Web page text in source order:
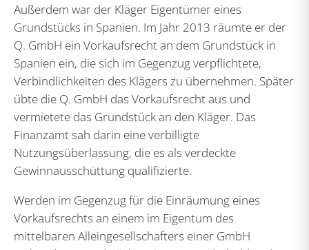
Außerdem war der Kläger Eigentümer eines
Grundstücks in Spanien. Im Jahr 2013 räumte er der
Q. GmbH ein Vorkaufsrecht an dem Grundstück in
Spanien ein, die sich im Gegenzug verpflichtete,
Verbindlichkeiten des Klägers zu übernehmen. Später
übte die Q. GmbH das Vorkaufsrecht aus und
vermietete das Grundstück an den Kläger. Das
Finanzamt sah darin eine verbilligte
Nutzungsüberlassung, die es als verdeckte
Gewinnausschüttung qualifizierte.
Werden im Gegenzug für die Einräumung eines
Vorkaufsrechts an einem im Eigentum des
mittelbaren Alleingesellschafters einer GmbH